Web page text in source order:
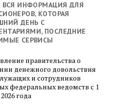
ВСЯ ИНФОРМАЦИЯ ДЛЯ
КОТОРАЯ
ДЕНЬ С
ПОСЛЕДНИЕ
СЕРВИСЫ
правительства о
денежного довольствия
и сотрудников
федеральных ведомств с 1
года